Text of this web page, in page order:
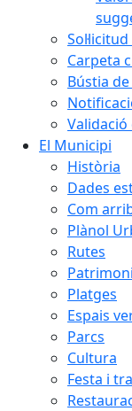
Carpeta
Bústia
El Municipi
Història
Dades
Com
Plànol
Rutes
Platges
Espais
Parcs
Cultura
Festa i